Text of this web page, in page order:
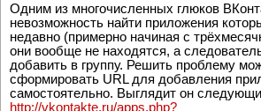
Одним из многочисленных глюков
невозможность найти приложения
недавно (примерно начиная с
они вообще не находятся, а
добавить в группу. Решить проблему
сформировать URL для добавления
самостоятельно. Выглядит он
http://vkontakte.ru/apps.php?